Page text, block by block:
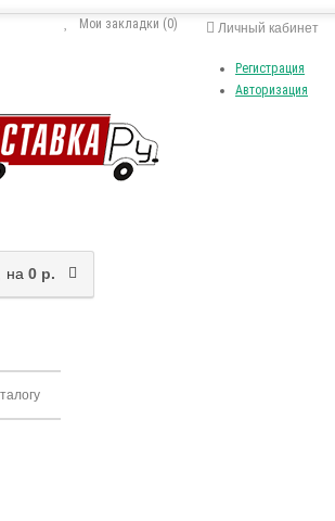
Личный кабинет
Регистрация
Авторизация
Мои закладки (0)
на 0 р.